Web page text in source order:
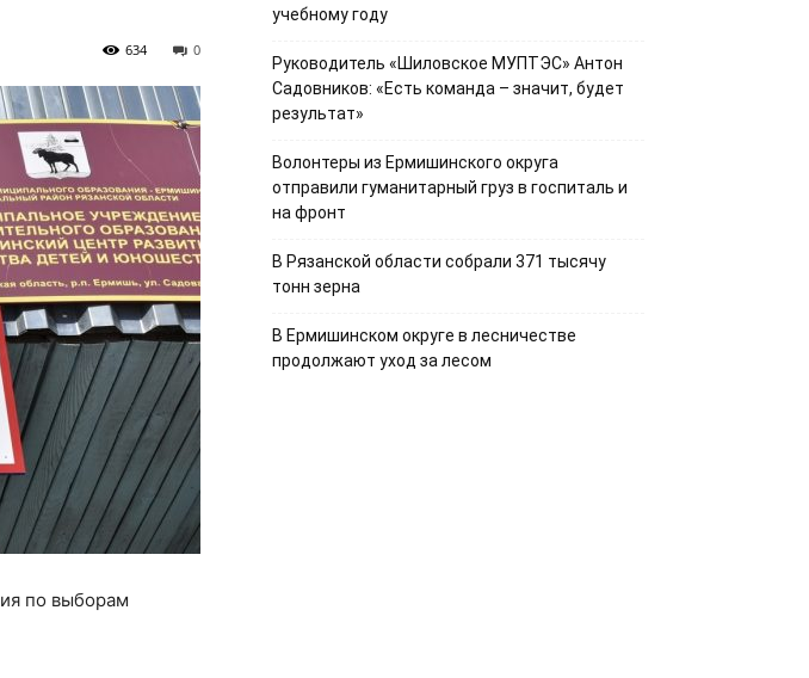
0
634
по выборам
учебному году
Руководитель «Шиловское МУПТЭС» Антон
Садовников: «Есть команда – значит, будет
результат»
Волонтеры из Ермишинского округа
отправили гуманитарный груз в госпиталь и
на фронт
В Рязанской области собрали 371 тысячу
тонн зерна
В Ермишинском округе в лесничестве
продолжают уход за лесом